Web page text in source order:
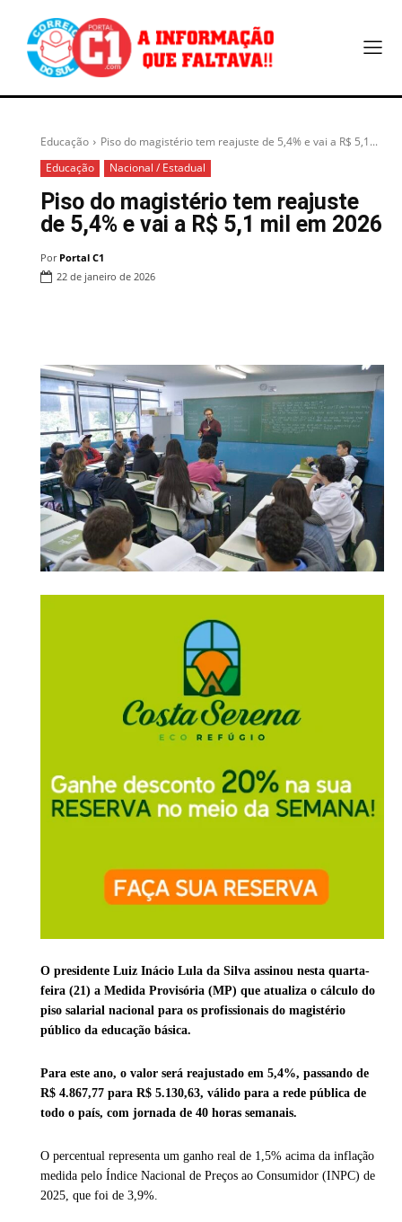
Educação
Piso do magistério tem reajuste de 5,4% e vai a R$ 5,1...
Educação
Nacional / Estadual
Piso do magistério tem reajuste
de 5,4% e vai a R$ 5,1 mil em 2026
Por Portal C1
22 de janeiro de 2026
O presidente Luiz Inácio Lula da Silva assinou nesta quarta-
feira (21) a Medida Provisória (MP) que atualiza o cálculo do
piso salarial nacional para os profissionais do magistério
público da educação básica.
Para este ano, o valor será reajustado em 5,4%, passando de
R$ 4.867,77 para R$ 5.130,63, válido para a rede pública de
todo o país, com jornada de 40 horas semanais.
O percentual representa um ganho real de 1,5% acima da inflação
medida pelo Índice Nacional de Preços ao Consumidor (INPC) de
2025, que foi de 3,9%.